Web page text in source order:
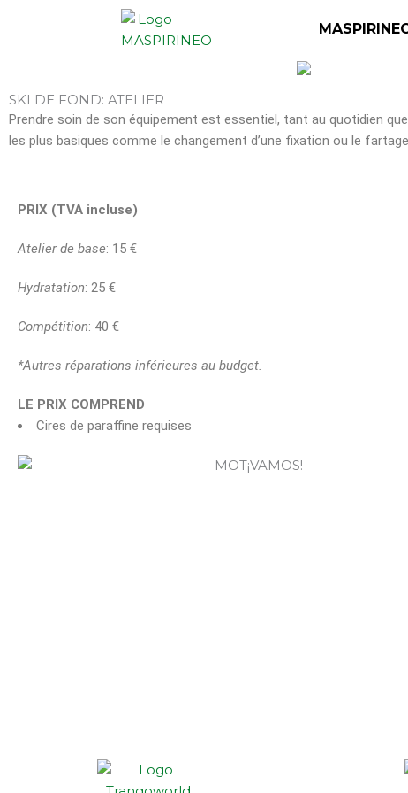
SKI DE FOND: ATELIER
Prendre soin de son équipement est essentiel, tant au quotidien
les plus basiques comme le changement d’une fixation ou le
PRIX (TVA incluse)
Atelier de base: 15 €
Hydratation: 25 €
Compétition: 40 €
*Autres réparations inférieures au budget.
LE PRIX COMPREND
Cires de paraffine requises